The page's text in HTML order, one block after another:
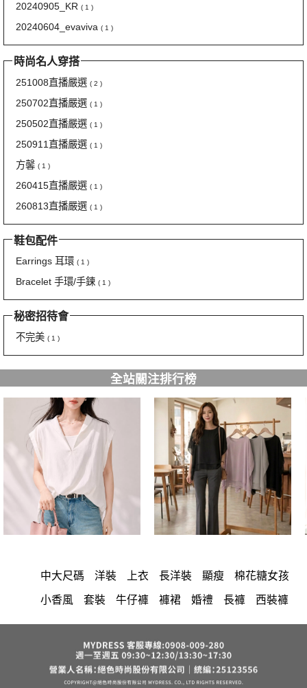
20240905_KR ( 1 )
20240604_evaviva ( 1 )
時尚名人穿搭
251008直播嚴選 ( 2 )
250702直播嚴選 ( 1 )
250502直播嚴選 ( 1 )
250911直播嚴選 ( 1 )
方馨 ( 1 )
260415直播嚴選 ( 1 )
260813直播嚴選 ( 1 )
鞋包配件
Earrings 耳環 ( 1 )
Bracelet 手環/手鍊 ( 1 )
秘密招待會
不完美 ( 1 )
全站關注排行榜
中大尺碼 洋裝 上衣 長洋裝 顯瘦 棉花糖女孩
小香風 套裝 牛仔褲 褲裙 婚禮 長褲 西裝褲
雪紡 正韓 洋裝 涼感 短洋裝 襯衫 裙子
洋裝 大衣 氣質輕熟女外套式連身裙 長裙
收腰 針織 短褲 夏天 V領 襯衫領 禮服